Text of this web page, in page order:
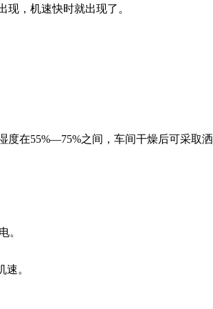
，机速快时就出现了。
在55%—75%之间，车间干燥后可采取洒
。
。